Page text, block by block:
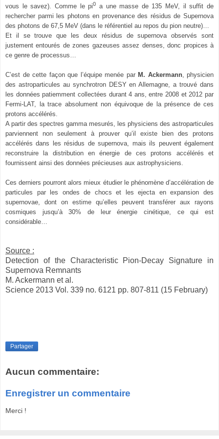
vous le savez). Comme lepi0 a une masse de 135 MeV, il suffit de
rechercher parmi les photons en provenance des résidus de Supernova
des photons de 67,5 MeV (dans le référentiel au repos du pion neutre)…
Et il se trouve que les deux résidus de supernova observés sont
justement entourés de zones gazeuses assez denses, donc propices à
ce genre de processus…
C’est de cette façon que l’équipe menée par M. Ackermann, physicien
des astroparticules au synchrotron DESY en Allemagne, a trouvé dans
les données patiemment collectées durant 4 ans, entre 2008 et 2012 par
Fermi-LAT, la trace absolument non équivoque de la présence de ces
protons accélérés.
A partir des spectres gamma mesurés, les physiciens des astroparticules
parviennent non seulement à prouver qu’il existe bien des protons
accélérés dans les résidus de supernova, mais ils peuvent également
reconstruire la distribution en énergie de ces protons accélérés et
fournissent ainsi des données précieuses aux astrophysiciens.
Ces derniers pourront alors mieux étudier le phénomène d’accélération de
particules par les ondes de chocs et les ejecta en expansion des
supernovae, dont on estime qu’elles peuvent transférer aux rayons
cosmiques jusqu’à 30% de leur énergie cinétique, ce qui est
considérable…
Source :
Detection of the Characteristic Pion-Decay Signature in
Supernova Remnants
M. Ackermann et al.
Science 2013 Vol. 339 no. 6121 pp. 807-811 (15 February)
Partager
Aucun commentaire:
Enregistrer un commentaire
Merci !